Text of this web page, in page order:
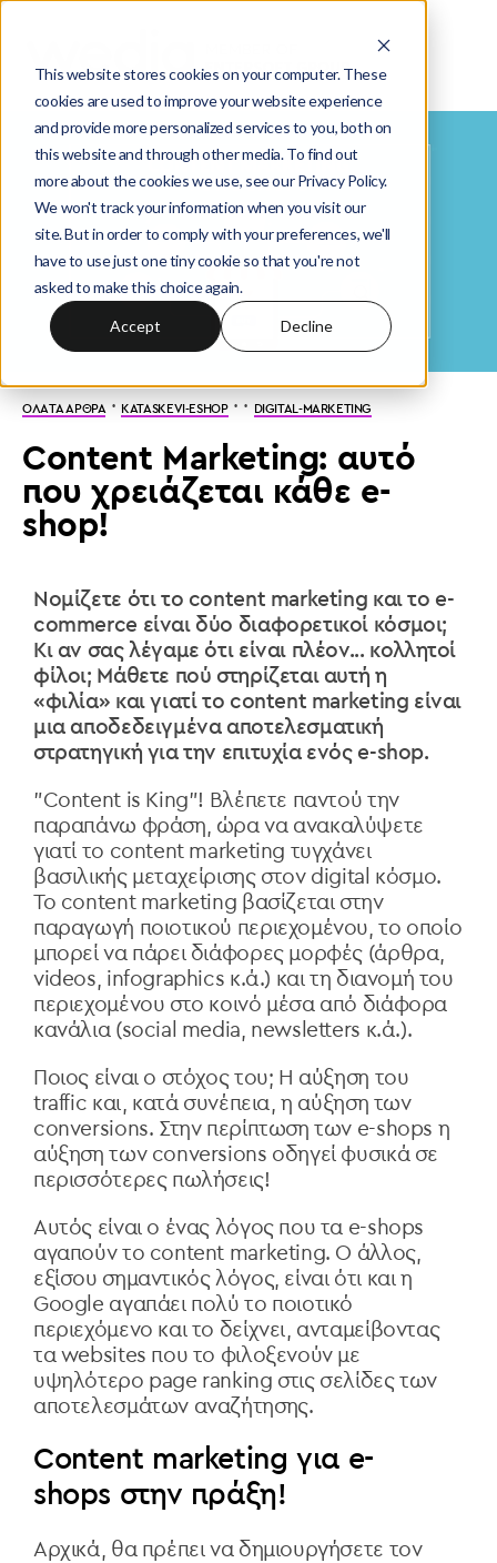
This website stores cookies on your computer. These
cookies are used to improve your website experience
and provide more personalized services to you, both on
this website and through other media. To find out
more about the cookies we use, see our Privacy Policy.
We won't track your information when you visit our
site. But in order to comply with your preferences, we'll
have to use just one tiny cookie so that you're not
asked to make this choice again.
Accept Decline
ΟΛΑ ΤΑ ΑΡΘΡΑ· KATASKEVI-ESHOP· · DIGITAL-MARKETING
Content Marketing: αυτό
που χρειάζεται κάθε e-
shop!
Νομίζετε ότι το content marketing και το e-
commerce είναι δύο διαφορετικοί κόσμοι;
Κι αν σας λέγαμε ότι είναι πλέον... κολλητοί
φίλοι; Μάθετε πού στηρίζεται αυτή η
«φιλία» και γιατί το content marketing είναι
μια αποδεδειγμένα αποτελεσματική
στρατηγική για την επιτυχία ενός e-shop.
"Content is King"! Βλέπετε παντού την
παραπάνω φράση, ώρα να ανακαλύψετε
γιατί το content marketing τυγχάνει
βασιλικής μεταχείρισης στον digital κόσμο.
Το content marketing βασίζεται στην
παραγωγή ποιοτικού περιεχομένου, το οποίο
μπορεί να πάρει διάφορες μορφές (άρθρα,
videos, infographics κ.ά.) και τη διανομή του
περιεχομένου στο κοινό μέσα από διάφορα
κανάλια (social media, newsletters κ.ά.).
Ποιος είναι ο στόχος του; Η αύξηση του
traffic και, κατά συνέπεια, η αύξηση των
conversions. Στην περίπτωση των e-shops η
αύξηση των conversiοns οδηγεί φυσικά σε
περισσότερες πωλήσεις!
Αυτός είναι ο ένας λόγος που τα e-shops
αγαπούν το content marketing. Ο άλλος,
εξίσου σημαντικός λόγος, είναι ότι και η
Google αγαπάει πολύ το ποιοτικό
περιεχόμενο και το δείχνει, ανταμείβοντας
τα websites που το φιλοξενούν με
υψηλότερο page ranking στις σελίδες των
αποτελεσμάτων αναζήτησης.
Content marketing για e-
shops στην πράξη!
Αρχικά, θα πρέπει να δημιουργήσετε τον